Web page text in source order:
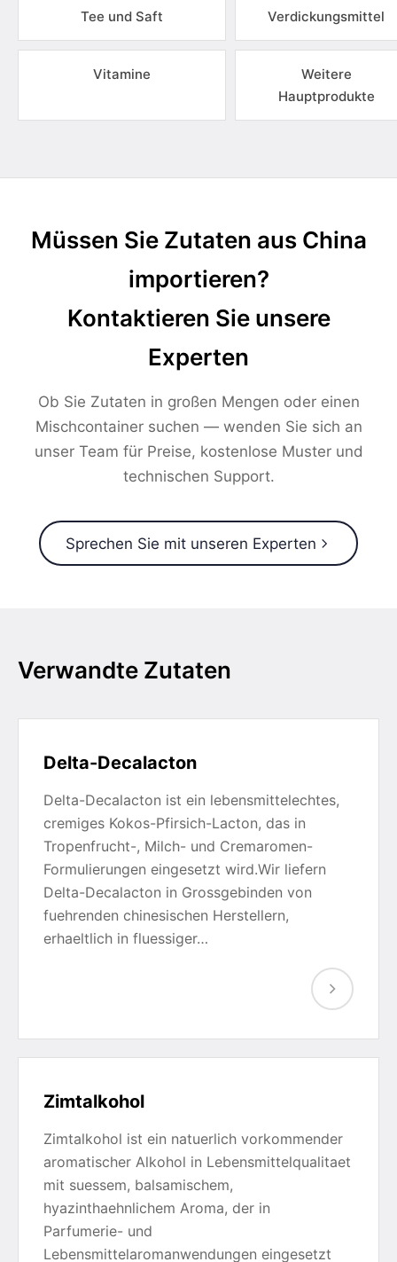
Tee und Saft Verdickungsmittel
Vitamine
Weitere
Hauptprodukte
Müssen Sie Zutaten aus China
importieren?
Kontaktieren Sie unsere
Experten
Ob Sie Zutaten in großen Mengen oder einen
Mischcontainer suchen — wenden Sie sich an
unser Team für Preise, kostenlose Muster und
technischen Support.
Sprechen Sie mit unseren Experten
Verwandte Zutaten
Delta-Decalacton
Delta-Decalacton ist ein lebensmittelechtes,
cremiges Kokos-Pfirsich-Lacton, das in
Tropenfrucht-, Milch- und Cremaromen-
Formulierungen eingesetzt wird.Wir liefern
Delta-Decalacton in Grossgebinden von
fuehrenden chinesischen Herstellern,
erhaeltlich in fluessiger…
Zimtalkohol
Zimtalkohol ist ein natuerlich vorkommender
aromatischer Alkohol in Lebensmittelqualitaet
mit suessem, balsamischem,
hyazinthaehnlichem Aroma, der in
Parfumerie- und
Lebensmittelaromanwendungen eingesetzt